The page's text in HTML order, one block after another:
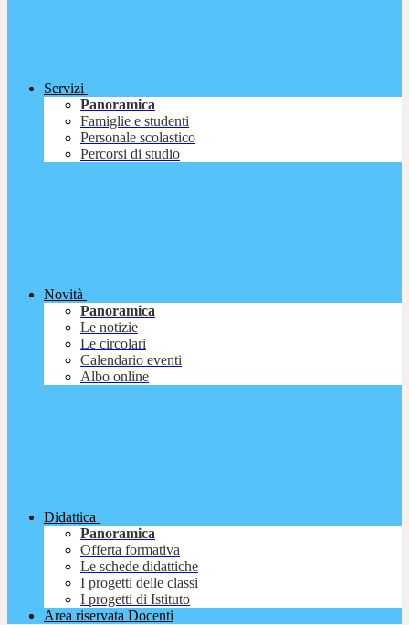
Servizi
Panoramica
Famiglie e studenti
Personale scolastico
Percorsi di studio
Novità
Panoramica
Le notizie
Le circolari
Calendario eventi
Albo online
Didattica
Panoramica
Offerta formativa
Le schede didattiche
I progetti delle classi
I progetti di Istituto
Area riservata Docenti